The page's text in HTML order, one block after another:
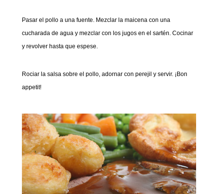
Pasar el pollo a una fuente. Mezclar la maicena con una
cucharada de agua y mezclar con los jugos en el sartén. Cocinar
y revolver hasta que espese.
Rociar la salsa sobre el pollo, adornar con perejil y servir. ¡Bon
appetit!